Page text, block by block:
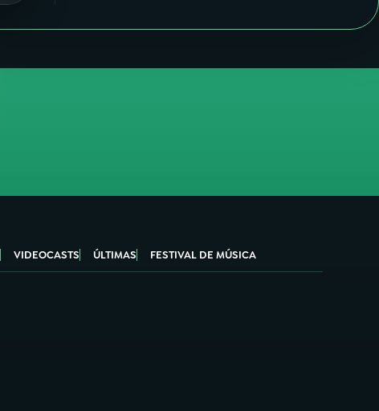
VIDEOCASTS ÚLTIMAS FESTIVAL DE MÚSICA